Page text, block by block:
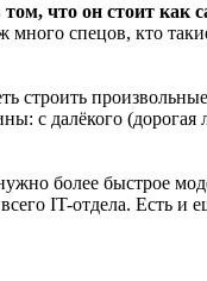
что он стоит как
спецов, кто
строить
с далёкого
более быстрое
IT-отдела. Есть